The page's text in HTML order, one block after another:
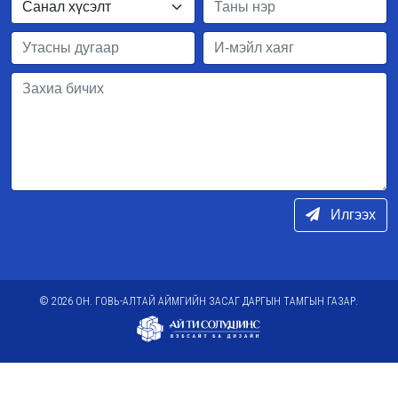
Илгээх
© 2026 ОН. ГОВЬ-АЛТАЙ АЙМГИЙН ЗАСАГ ДАРГЫН ТАМГЫН ГАЗАР.